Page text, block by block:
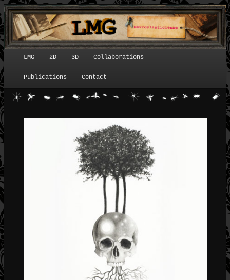
Menu principal
LMG 2D 3D Collaborations
Publications Contact